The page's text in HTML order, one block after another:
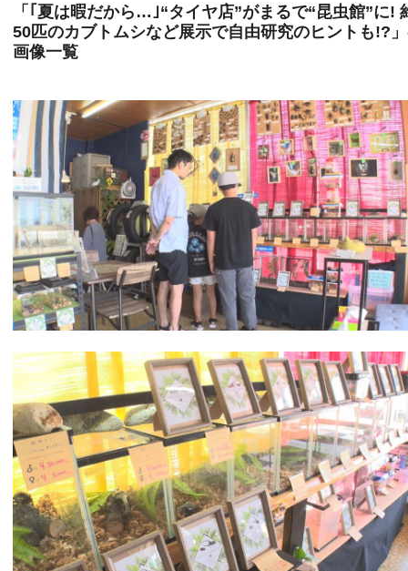
「｢夏は暇だから…｣“タイヤ店”がまるで“昆虫館”に!
50匹のカブトムシなど展示で自由研究のヒントも!?
画像一覧